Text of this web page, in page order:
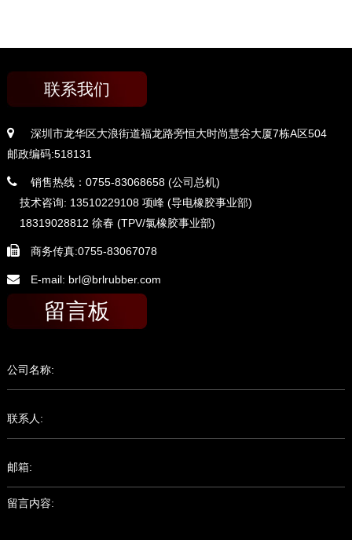
联系我们
深圳市龙华区大浪街道福龙路旁恒大时尚慧谷大厦7栋A区504
邮政编码:518131
销售热线：0755-83068658 (公司总机)
技术咨询: 13510229108 项峰 (导电橡胶事业部)
18319028812 徐春 (TPV/氯橡胶事业部)
商务传真:0755-83067078
E-mail: brl@brlrubber.com
留言板
公司名称:
联系人:
邮箱:
留言内容: